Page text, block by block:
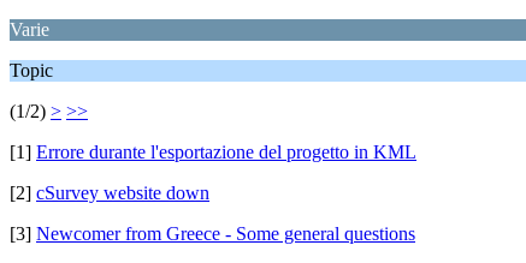
Varie
Topic
(1/2) > >>
[1] Errore durante l'esportazione del progetto in KML
[2] cSurvey website down
[3] Newcomer from Greece - Some general questions